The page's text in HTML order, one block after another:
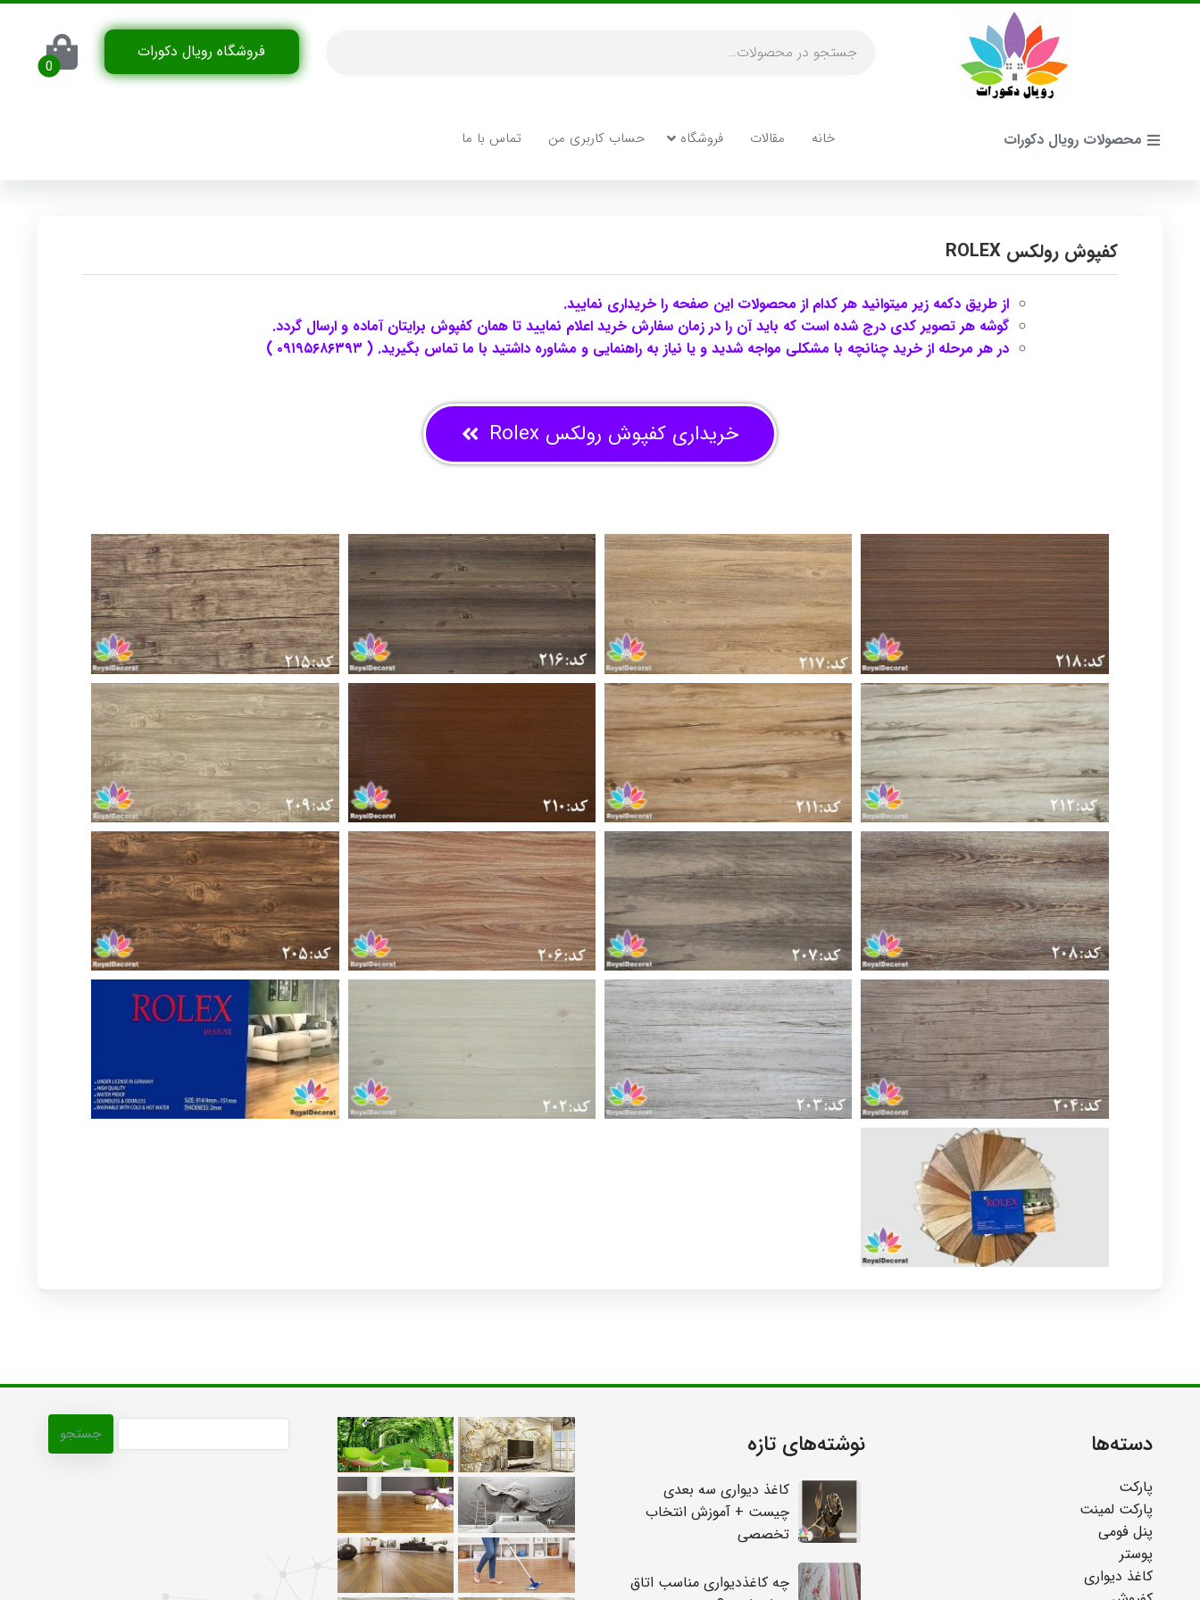
فروشگاه رویال دکورات
محصولات رویال دکورات خانه مقالات فروشگاه حساب کاربری من تماس با ما
کفپوش رولکس ROLEX
از طریق دکمه زیر میتوانید هر کدام از محصولات این صفحه را خریداری نمایید.
گوشه هر تصویر کدی درج شده است که باید آن را در زمان سفارش خرید اعلام نمایید تا همان کفپوش برایتان آماده و ارسال گردد.
در هر مرحله از خرید چنانچه با مشکلی مواجه شدید و یا نیاز به راهنمایی و مشاوره داشتید با ما تماس بگیرید. ( ۰۹۱۹۵۶۸۶۳۹۳ )
خریداری کفپوش رولکس Rolex
دسته‌ها
پارکت
پارکت لمینت
پنل فومی
پوستر
کاغذ دیواری
نوشته‌های تازه
کاغذ دیواری سه بعدی
چیست + آموزش انتخاب
تخصصی
چه کاغذدیواری مناسب اتاق